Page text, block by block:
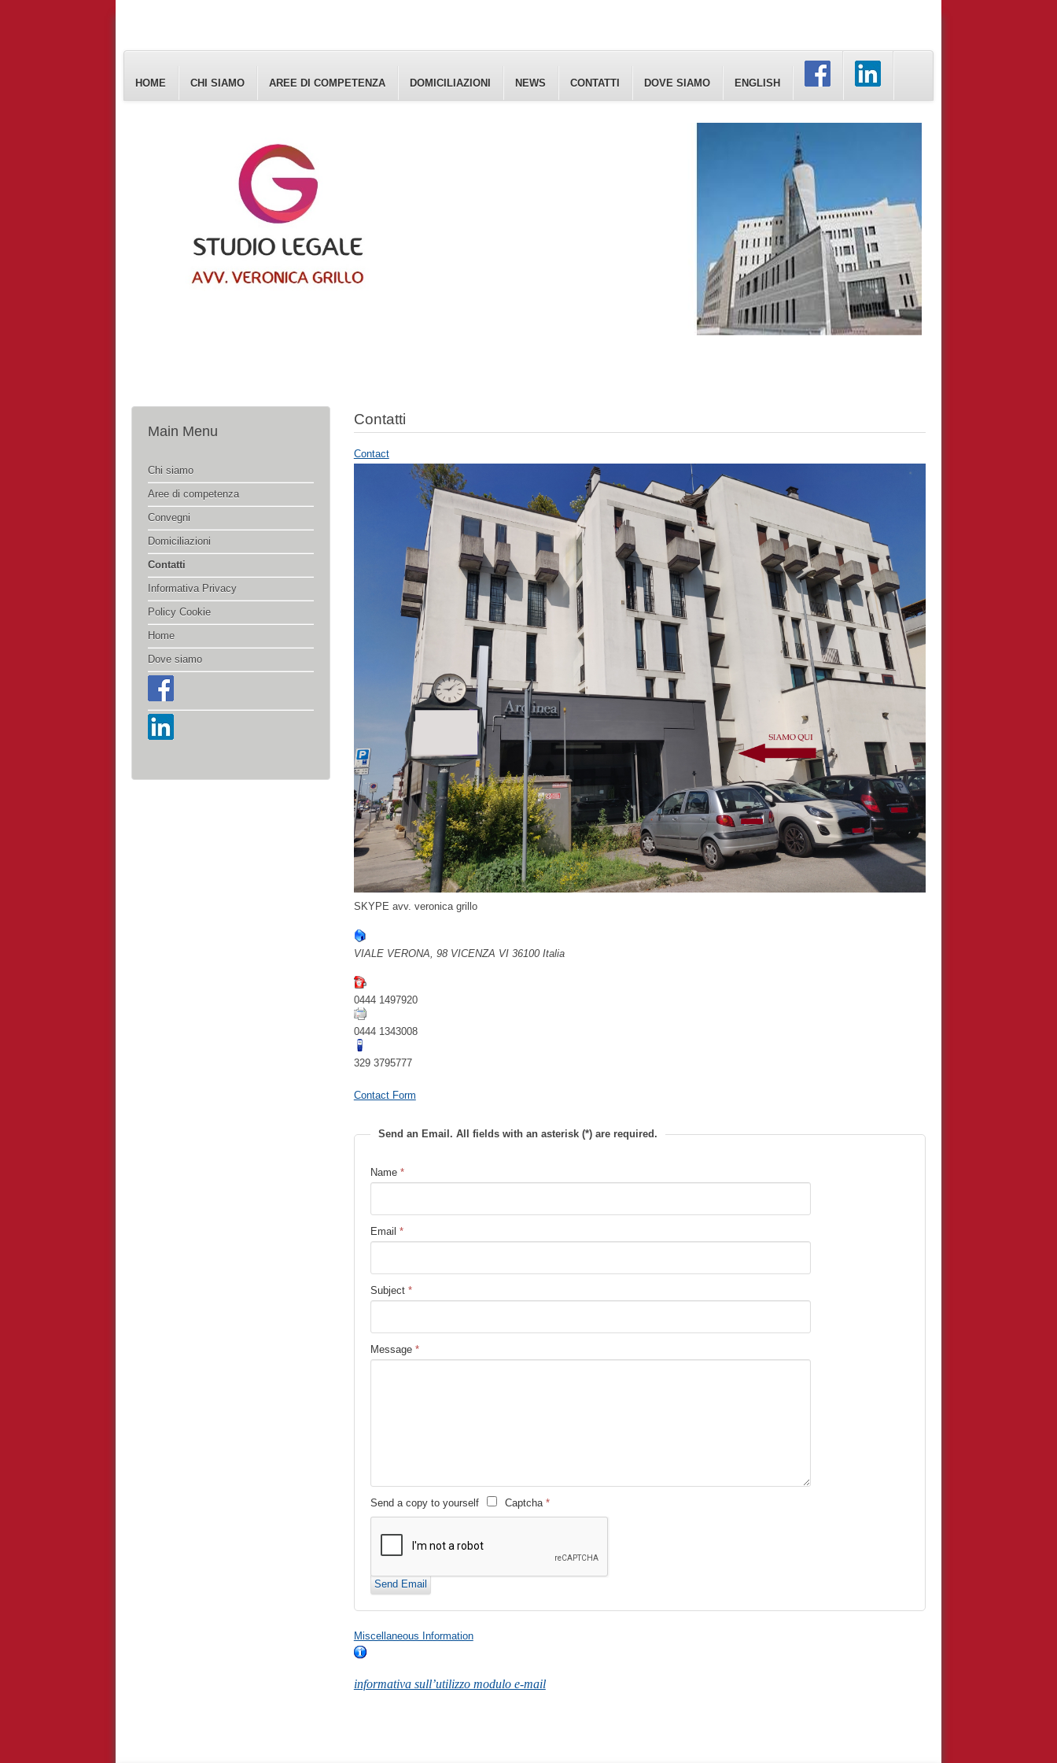
HOME CHI SIAMO AREE DI COMPETENZA DOMICILIAZIONI NEWS CONTATTI DOVE SIAMO ENGLISH
Main Menu
Chi siamo
Aree di competenza
Convegni
Domiciliazioni
Contatti
Informativa Privacy
Policy Cookie
Home
Dove siamo
Contatti
Contact
SKYPE avv. veronica grillo
VIALE VERONA, 98 VICENZA VI 36100 Italia
0444 1497920
0444 1343008
329 3795777
Contact Form
Send an Email. All fields with an asterisk (*) are required.
Name*
Email *
Subject*
Message*
Send a copy to yourself Captcha*
Send Email
Miscellaneous Information
informativa sull’utilizzo modulo e-mail